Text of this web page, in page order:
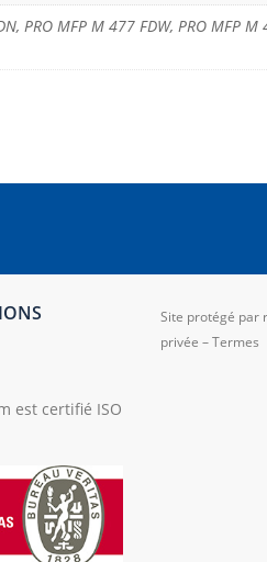
PRO MFP M 477 FDW, PRO MFP M
est certifié ISO
Site protégé par
privée –Termes